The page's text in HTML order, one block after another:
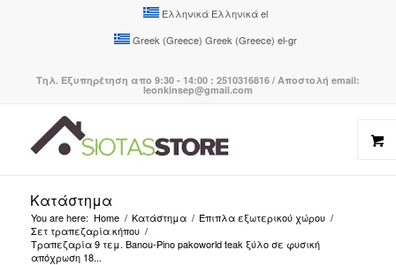
Ελληνικά Ελληνικάel
Greek (Greece) Greek (Greece) el-gr
Τηλ. Εξυπηρέτηση απο 9:30 - 14:00 : 2510316816 / Αποστολή email:
leonkinsep@gmail.com
Κατάστημα
You are here: Home / Κατάστημα / Έπιπλα εξωτερικού χώρου /
Σετ τραπεζαρία κήπου /
Τραπεζαρία 9 τεμ. Banou-Pino pakoworld teak ξύλο σε φυσική
απόχρωση 18...